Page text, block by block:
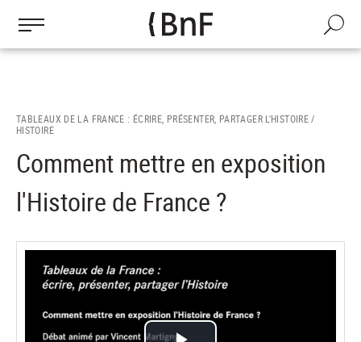
contenu
Recherche
TABLEAUX DE LA FRANCE : ÉCRIRE, PRÉSENTER, PARTAGER L'HISTOIRE /
HISTOIRE
Comment mettre en exposition
l'Histoire de France ?